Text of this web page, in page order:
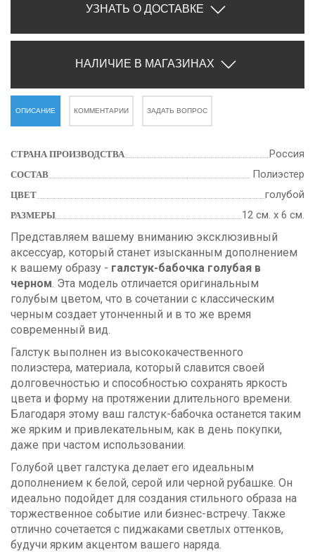
УЗНАТЬ О ДОСТАВКЕ
НАЛИЧИЕ В МАГАЗИНАХ
ОПИСАНИЕ КОММЕНТАРИИ ЗАДАТЬ ВОПРОС
СТРАНА ПРОИЗВОДСТВА Россия
СОСТАВ Полиэстер
ЦВЕТ голубой
РАЗМЕРЫ 12 см. х 6 см.
Представляем вашему вниманию эксклюзивный
аксессуар, который станет изысканным дополнением
к вашему образу - галстук-бабочка голубая в
черном. Эта модель отличается оригинальным
голубым цветом, что в сочетании с классическим
черным создает утонченный и в то же время
современный вид.
Галстук выполнен из высококачественного
полиэстера, материала, который славится своей
долговечностью и способностью сохранять яркость
цвета и форму на протяжении длительного времени.
Благодаря этому ваш галстук-бабочка останется таким
же ярким и привлекательным, как в день покупки,
даже при частом использовании.
Голубой цвет галстука делает его идеальным
дополнением к белой, серой или черной рубашке. Он
идеально подойдет для создания стильного образа на
торжественное событие или бизнес-встречу. Также
отлично сочетается с пиджаками светлых оттенков,
будучи ярким акцентом вашего наряда.